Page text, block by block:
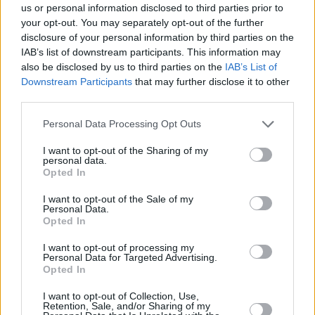
us or personal information disclosed to third parties prior to
your opt-out. You may separately opt-out of the further
disclosure of your personal information by third parties on the
IAB’s list of downstream participants. This information may
also be disclosed by us to third parties on the IAB’s List of
Downstream Participants that may further disclose it to other
Personal Data Processing Opt Outs
I want to opt-out of the Sharing of my
personal data.
Opted In
I want to opt-out of the Sale of my
Personal Data.
Opted In
I want to opt-out of processing my
Personal Data for Targeted Advertising.
Opted In
I want to opt-out of Collection, Use,
Retention, Sale, and/or Sharing of my
ΟΧαρίδημος Ξενιδάκηςξεπέρασε τον σοβαρό
τραυματισμό του χειμώνα και φαίνεται έτοιμος να
διεκδικήσει καλές επιδόσεις.
Ο αθλητής τερμάτισε τα 800 μ. στην πέμπτη θέση με
συνέχειας.
ΠέτροςΠαπαϊωάννουακολούθησε στην έκτη θέση με
149.86 και βελτίωσε το ατομικό του ρεκόρ. Νικητής στα
1.48.25.
ταχύτητας.
(0,6) κι έπειτα επικράτησε και στα 200 μ. με 21.13 (1,1)